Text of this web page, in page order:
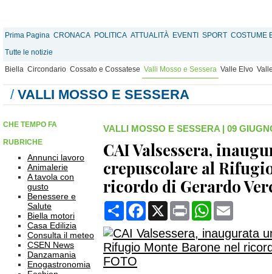
Prima Pagina CRONACA POLITICA ATTUALITÀ EVENTI SPORT COSTUME
Tutte le notizie
Biella Circondario Cossato e Cossatese Valli Mosso e Sessera Valle Elvo
/ VALLI MOSSO E SESSERA
CHE TEMPO FA
RUBRICHE
Annunci lavoro
Animalerie
A tavola con
gusto
Benessere e
Salute
Biella motori
Casa Edilizia
Consulta il meteo
CSEN News
Danzamania
Enogastronomia
VALLI MOSSO E SESSERA | 09
CAI Valsessera,
crepuscolare al
ricordo di Gerardo
CondividiFacebook
X Print WhatsApp